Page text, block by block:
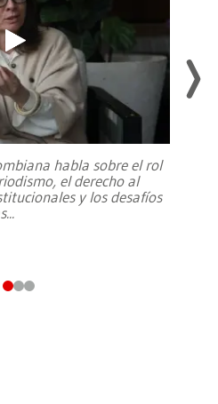
habla sobre el rol
el derecho al
y los desafíos
...